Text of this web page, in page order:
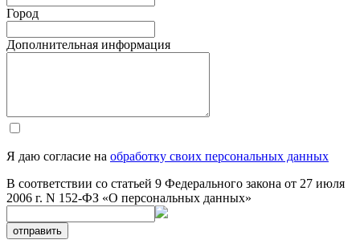
Город
Дополнительная информация
Я даю согласие на обработку своих персональных данных
В соответствии со статьей 9 Федерального закона от 27 июля
2006 г. N 152-ФЗ «О персональных данных»
отправить